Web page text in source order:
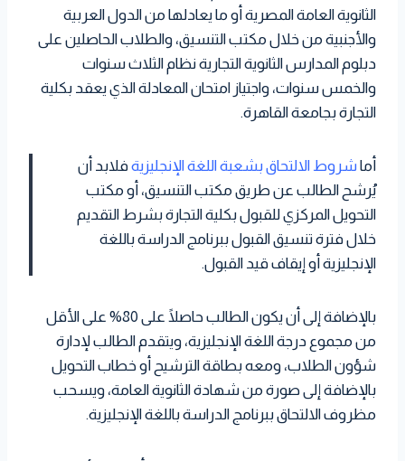
الثانوية العامة المصرية أو ما يعادلها من الدول العربية
والأجنبية من خلال مكتب التنسيق، والطلاب الحاصلين على
دبلوم المدارس الثانوية التجارية نظام الثلاث سنوات
والخمس سنوات، واجتياز امتحان المعادلة الذي يعقد بكلية
التجارة بجامعة القاهرة.
أماشروط الالتحاق بشعبة اللغة الإنجليزيةفلابد أن
يُرشح الطالب عن طريق مكتب التنسيق، أو مكتب
التحويل المركزي للقبول بكلية التجارة بشرط التقديم
خلال فترة تنسيق القبول ببرنامج الدراسة باللغة
الإنجليزية أو إيقاف قيد القبول.
بالإضافة إلى أن يكون الطالب حاصلًا على 80% على الأقل
من مجموع درجة اللغة الإنجليزية، ويتقدم الطالب لإدارة
شؤون الطلاب، ومعه بطاقة الترشيح أو خطاب التحويل
بالإضافة إلى صورة من شهادة الثانوية العامة، ويسحب
مظروف الالتحاق ببرنامج الدراسة باللغة الإنجليزية.